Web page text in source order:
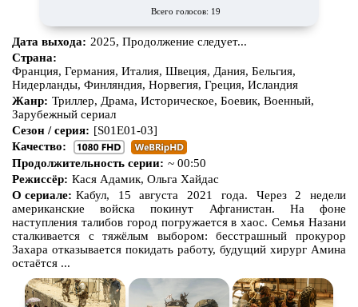
Всего голосов: 19
Дата выхода: 2025, Продолжение следует...
Страна:
Франция, Германия, Италия, Швеция, Дания, Бельгия,
Нидерланды, Финляндия, Норвегия, Греция, Исландия
Жанр: Триллер, Драма, Историческое, Боевик, Военный,
Зарубежный сериал
Сезон / серия: [S01E01-03]
Качество:
Продолжительность серии: ~ 00:50
Режиссёр: Кася Адамик, Ольга Хайдас
О сериале: Кабул, 15 августа 2021 года. Через 2 недели
американские войска покинут Афганистан. На фоне
наступления талибов город погружается в хаос. Семья Назани
сталкивается с тяжёлым выбором: бесстрашный прокурор
Захара отказывается покидать работу, будущий хирург Амина
остаётся ...